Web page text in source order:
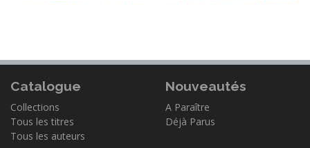
Catalogue
Collections
Tous les titres
Tous les auteurs
Nouveautés
A Paraître
Déjà Parus